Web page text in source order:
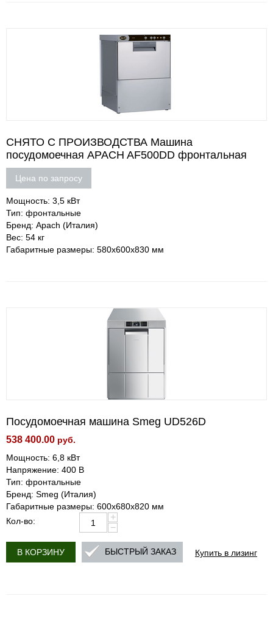
СНЯТО С ПРОИЗВОДСТВА Машина
посудомоечная APACH AF500DD фронтальная
Цена по запросу
Мощность: 3,5 кВт
Тип: фронтальные
Бренд: Apach (Италия)
Вес: 54 кг
Габаритные размеры: 580х600х830 мм
Посудомоечная машина Smeg UD526D
538 400.00 руб.
Мощность: 6,8 кВт
Напряжение: 400 В
Тип: фронтальные
Бренд: Smeg (Италия)
Габаритные размеры: 600х680х820 мм
Кол-во:
+
−
В КОРЗИНУ Купить в лизинг
БЫСТРЫЙ ЗАКАЗ